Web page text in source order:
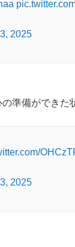
2025
準備ができた
2025